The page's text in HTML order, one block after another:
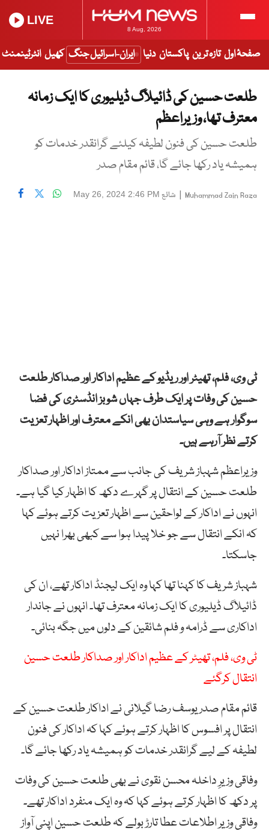
8 Aug, 2026
LIVE
صفحۂ اول تازہ ترین پاکستان دنیا ایران-اسرائیل جنگ کھیل انٹرٹینمنٹ
طلعت حسین کی ڈائیلاگ ڈیلیوری کا ایک زمانہ
معترف تھا، وزیراعظم
طلعت حسین کی فنون لطیفہ کیلئے گرانقدر خدمات کو
ہمیشہ یاد رکھا جائے گا، قائم مقام صدر
Muhammad Zain Raza
| شائع May 26, 2024 2:46 PM
ٹی وی، فلم، تھیٹر اور ریڈیو کے عظیم اداکار اور صداکار طلعت
حسین کی وفات پر ایک طرف جہاں شوبز انڈسٹری کی فضا
سوگوار ہے وہی سیاستدان بھی انکے معترف اور اظہار تعزیت
کرتے نظر آرہے ہیں۔
وزیراعظم شہباز شریف کی جانب سے ممتاز اداکار اور صداکار
طلعت حسین کے انتقال پر گہرے دکھ کا اظہار کیا گیا ہے۔
انہوں نے اداکار کے لواحقین سے اظہار تعزیت کرتے ہوئے کہا
کہ انکے انتقال سے جو خلا پیدا ہوا سے کبھی بھرا نہیں
جاسکتا۔
شہباز شریف کا کہنا تھا کہا وہ ایک لیجنڈ اداکار تھے، ان کی
ڈائیلاگ ڈیلیوری کا ایک زمانہ معترف تھا۔ انہوں نے جاندار
اداکاری سے ڈرامہ و فلم شائقین کے دلوں میں جگہ بنائی۔
ٹی وی، فلم، تھیٹر کے عظیم اداکار اور صداکار طلعت حسین
انتقال کرگئے
قائم مقام صدر یوسف رضا گیلانی نے اداکار طلعت حسین کے
انتقال پر افسوس کا اظہار کرتے ہوئے کہا کہ اداکار کی فنون
لطیفہ کے لیے گرانقدر خدمات کو ہمیشہ یاد رکھا جائے گا۔
وفاقی وزیرِ داخلہ محسن نقوی نے بھی طلعت حسین کی وفات
پر دکھ کا اظہار کرتے ہوئے کہا کہ وہ ایک منفرد اداکار تھے۔
وفاقی وزیر اطلاعات عطا تارڑ بولے کہ طلعت حسین اپنی آواز